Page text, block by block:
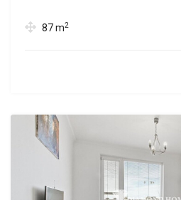
87m2